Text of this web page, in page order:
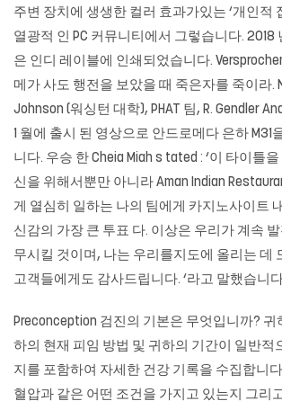
주변 장치에 생생한 컬러 효과가있는 ‘개인적
열광적 인 PC 커뮤니티에서 그렇습니다. 2018
은 인디 레이블에 인쇄되었습니다.
메가 사도 행전을 보았을 때 죽은자를 죽이라.
Johnson (워싱턴 대학), PHAT 팀, R. Gendler
1 월에 출시 된 영상으로 안드로메다 은하 M31
니다. 우승 한 Cheia Miah s tated : ‘이 타이틀
신을 위해서뿐만 아니라 Aman Indian
게 열심히 일하는 나의 팀에게 카지노사이트
신감의 가장 큰 투표 다. 이상은 우리가 계속
무시킬 것이며, 나는 우리를지도에 올리는 데
고객들에게도 감사드립니다. ‘라고 말했습니
Preconception 검진의 기본은 무엇입니까? 귀
하의 현재 피임 방법 및 귀하의 기간이 일반적
지를 포함하여 자세한 건강 기록을 수집합니
혈압과 같은 어떤 조건을 가지고 있는지 그리